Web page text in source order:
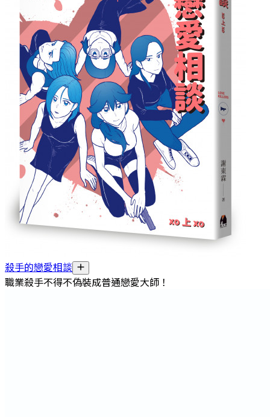
殺手的戀愛相談
職業殺手不得不偽裝成普通戀愛大師！